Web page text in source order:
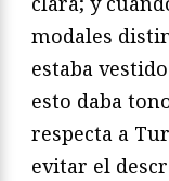
modales
estaba
esto daba
respecta a
evitar el